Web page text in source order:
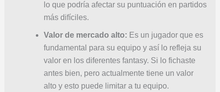
lo que podría afectar su puntuación en partidos
más difíciles.
Valor de mercado alto: Es un jugador que es
fundamental para su equipo y así lo refleja su
valor en los diferentes fantasy. Si lo fichaste
antes bien, pero actualmente tiene un valor
alto y esto puede limitar a tu equipo.